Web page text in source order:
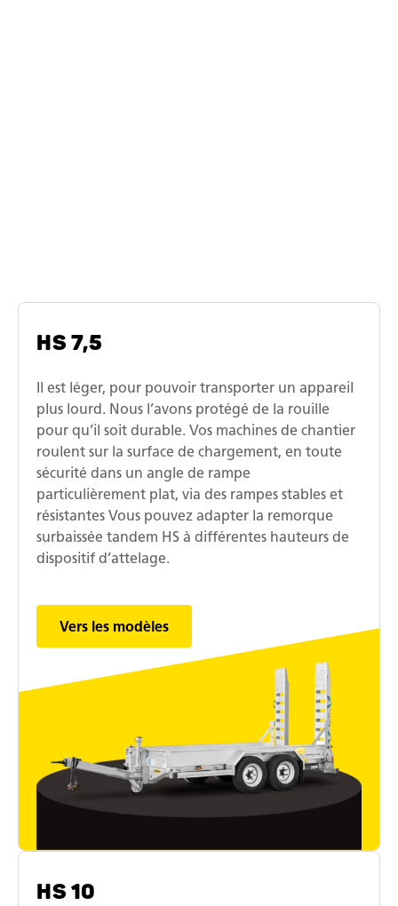
HS 7,5
Il est léger, pour pouvoir transporter un appareil
plus lourd. Nous l’avons protégé de la rouille
pour qu’il soit durable. Vos machines de chantier
roulent sur la surface de chargement, en toute
sécurité dans un angle de rampe
particulièrement plat, via des rampes stables et
résistantes Vous pouvez adapter la remorque
surbaissée tandem HS à différentes hauteurs de
dispositif d’attelage.
Vers les modèles
HS 10